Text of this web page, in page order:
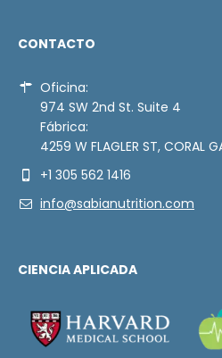
CONTACTO
Oficina:
974 SW 2nd St. Suite 4
Fábrica:
4259 W FLAGLER ST, CORAL
+1 305 562 1416
info@sabianutrition.com
CIENCIA APLICADA